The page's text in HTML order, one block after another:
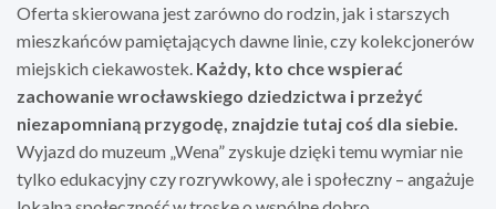
Oferta skierowana jest zarówno do rodzin, jak i starszych
mieszkańców pamiętających dawne linie, czy kolekcjonerów
miejskich ciekawostek. Każdy, kto chce wspierać
zachowanie wrocławskiego dziedzictwa i przeżyć
niezapomnianą przygodę, znajdzie tutaj coś dla siebie.
Wyjazd do muzeum „Wena” zyskuje dzięki temu wymiar nie
tylko edukacyjny czy rozrywkowy, ale i społeczny – angażuje